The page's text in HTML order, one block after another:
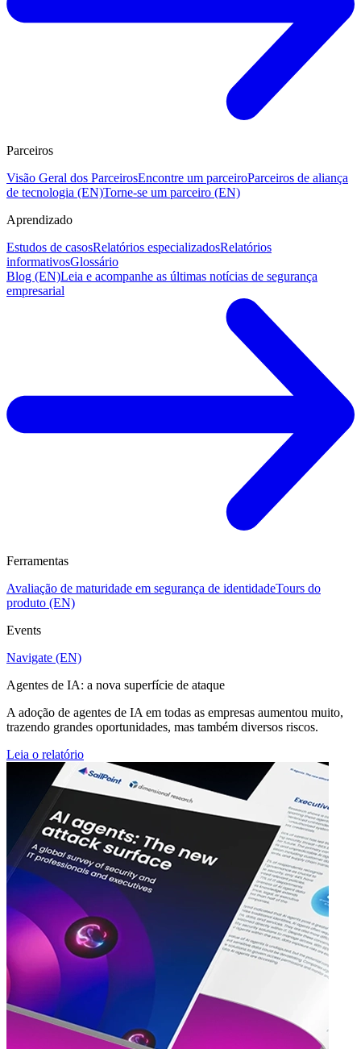
Parceiros
Visão Geral dos ParceirosEncontre um parceiroParceiros de aliança
de tecnologia (EN)Torne-se um parceiro (EN)
Aprendizado
Estudos de casosRelatórios especializadosRelatórios
informativosGlossário
Blog (EN)Leia e acompanhe as últimas notícias de segurança
empresarial
Ferramentas
Avaliação de maturidade em segurança de identidadeTours do
produto (EN)
Events
Navigate (EN)
Agentes de IA: a nova superfície de ataque
A adoção de agentes de IA em todas as empresas aumentou muito,
trazendo grandes oportunidades, mas também diversos riscos.
Leia o relatório